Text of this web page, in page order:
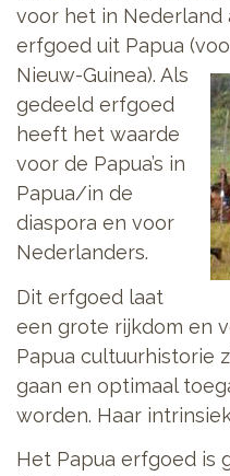
voor het in Nederland
erfgoed uit Papua
Nieuw-Guinea). Als
gedeeld erfgoed
heeft het waarde
voor de Papua’s in
Papua/in de
diaspora en voor
Nederlanders.
Dit erfgoed laat
een grote rijkdom en
Papua cultuurhistorie
gaan en optimaal
worden. Haar
Het Papua erfgoed is